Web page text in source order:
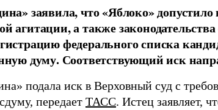
заявила, что «Яблоко»
агитации, а также
федерального списка
думу. Соответствующий иск
подала иск в Верховный суд с
передает ТАСС. Истец заявляет,